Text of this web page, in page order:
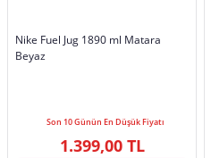
Nike Fuel Jug 1890 ml Matara
Beyaz
Son 10 Günün En Düşük Fiyatı
1.399,00 TL